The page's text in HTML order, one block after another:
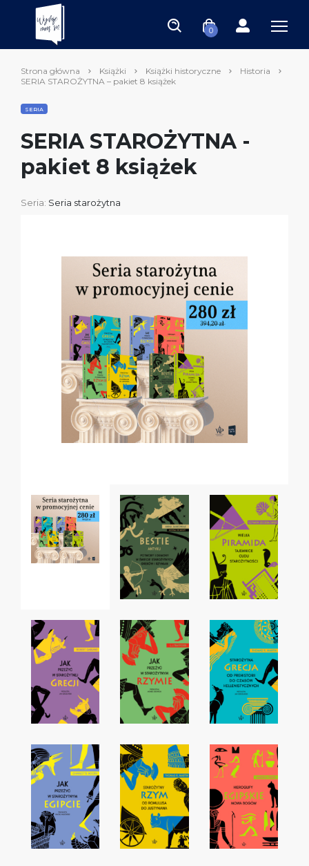
0
Strona główna Książki Książki historyczne
Historia
SERIA STAROŻYTNA – pakiet 8 książek
SERIA
SERIA STAROŻYTNA -
pakiet 8 książek
Seria: Seria starożytna